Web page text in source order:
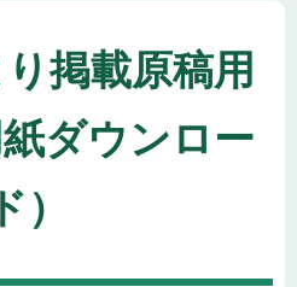
掲載原稿用
ダウンロー
ド）